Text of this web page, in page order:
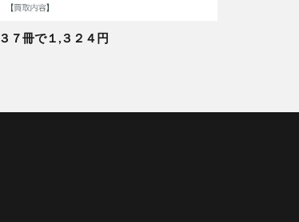
３７冊で１,３２４円